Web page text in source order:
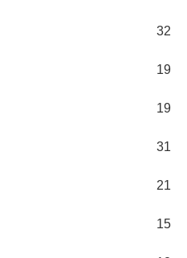
32
19
19
31
21
15